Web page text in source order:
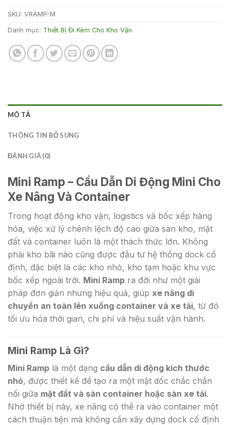
SKU: VRAMP-M
Danh mục: Thiết Bị Đi Kèm Cho Kho Vận
MÔ TẢ
THÔNG TIN BỔ SUNG
ĐÁNH GIÁ (0)
Mini Ramp – Cầu Dẫn Di Động Mini Cho
Xe Nâng Và Container
Trong hoạt động kho vận, logistics và bốc xếp hàng
hóa, việc xử lý chênh lệch độ cao giữa sàn kho, mặt
đất và container luôn là một thách thức lớn. Không
phải kho bãi nào cũng được đầu tư hệ thống dock cố
định, đặc biệt là các kho nhỏ, kho tạm hoặc khu vực
bốc xếp ngoài trời. Mini Ramp ra đời như một giải
pháp đơn giản nhưng hiệu quả, giúp xe nâng di
chuyển an toàn lên xuống container và xe tải, từ đó
tối ưu hóa thời gian, chi phí và hiệu suất vận hành.
Mini Ramp Là Gì?
Mini Ramp là một dạng cầu dẫn di động kích thước
nhỏ, được thiết kế để tạo ra một mặt dốc chắc chắn
nối giữa mặt đất và sàn container hoặc sàn xe tải.
Nhờ thiết bị này, xe nâng có thể ra vào container một
cách thuận tiện mà không cần xây dựng dock cố định